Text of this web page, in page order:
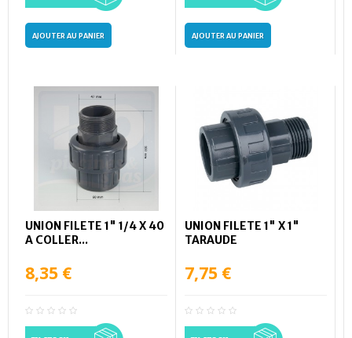
AJOUTER AU PANIER AJOUTER AU PANIER
UNION FILETE 1" 1/4 X 40
A COLLER...
8,35 €
UNION FILETE 1" X 1"
TARAUDE
7,75 €